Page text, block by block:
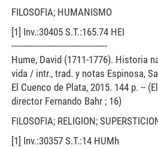
FILOSOFIA; HUMANISMO
[1] Inv.:30405 S.T.:165.74 HEI
----------------------------------------
Hume, David (1711-1776). Historia
vida / intr., trad. y notas Espinosa,
El Cuenco de Plata, 2015. 144 p. --
director Fernando Bahr ; 16)
FILOSOFIA; RELIGION;
[1] Inv.:30357 S.T.:14 HUMh